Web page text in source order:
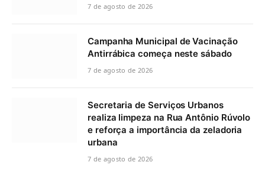
7 de agosto de 2026
Campanha Municipal de Vacinação
Antirrábica começa neste sábado
7 de agosto de 2026
Secretaria de Serviços Urbanos
realiza limpeza na Rua Antônio Rúvolo
e reforça a importância da zeladoria
urbana
7 de agosto de 2026